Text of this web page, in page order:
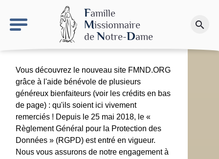
Famille
Missionnaire
de Notre-Dame
search
Faire un don
Vous découvrez le nouveau site FMND.ORG
grâce à l'aide bénévole de plusieurs
généreux bienfaiteurs (voir les crédits en bas
de page) : qu'ils soient ici vivement
remerciés ! Depuis le 25 mai 2018, le «
Règlement Général pour la Protection des
Données » (RGPD) est entré en vigueur.
Nous vous assurons de notre engagement à